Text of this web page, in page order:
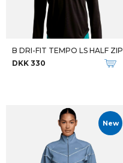
B DRI-FIT TEMPO LS HALF ZIP
DKK 330
New